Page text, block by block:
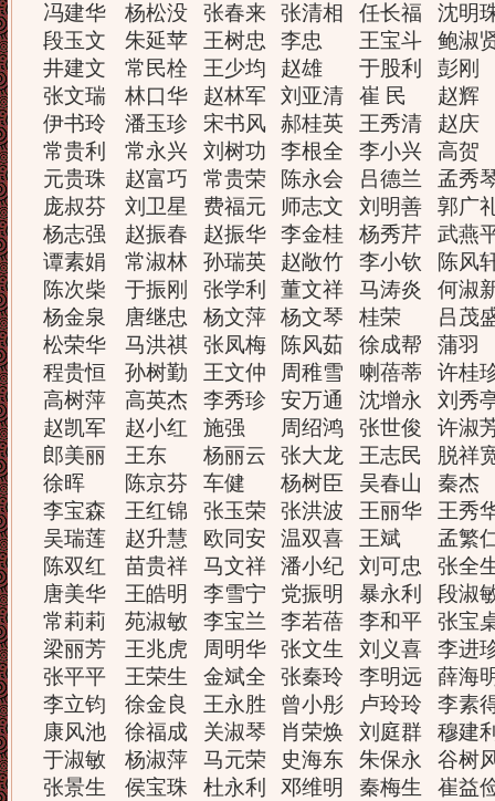
冯建华
段玉文
井建文
张文瑞
伊书玲
常贵利
元贵珠
庞叔芬
杨志强
谭素娟
陈次柴
杨金泉
松荣华
程贵恒
高树萍
赵凯军
郎美丽
徐晖
李宝森
吴瑞莲
陈双红
唐美华
常莉莉
梁丽芳
张平平
李立钧
康风池
于淑敏
张景生
杨松没
朱延苹
常民栓
林口华
潘玉珍
常永兴
赵富巧
刘卫星
赵振春
常淑林
于振刚
唐继忠
马洪祺
孙树勤
高英杰
赵小红
王东
陈京芬
王红锦
赵升慧
苗贵祥
王皓明
苑淑敏
王兆虎
王荣生
徐金良
徐福成
杨淑萍
侯宝珠
张春来
王树忠
王少均
赵林军
宋书风
刘树功
常贵荣
费福元
赵振华
孙瑞英
张学利
杨文萍
张凤梅
王文仲
李秀珍
施强
杨丽云
车健
张玉荣
欧同安
马文祥
李雪宁
李宝兰
周明华
金斌全
王永胜
关淑琴
马元荣
杜永利
张清相
李忠
赵雄
刘亚清
郝桂英
李根全
陈永会
师志文
李金桂
赵敞竹
董文祥
杨文琴
陈风茹
周稚雪
安万通
周绍鸿
张大龙
杨树臣
张洪波
温双喜
潘小纪
党振明
李若蓓
张文生
张秦玲
曾小彤
肖荣焕
史海东
邓维明
任长福
王宝斗
于股利
崔 民
王秀清
李小兴
吕德兰
刘明善
杨秀芹
李小钦
马涛炎
桂荣
徐成帮
喇蓓蒂
沈增永
张世俊
王志民
吴春山
王丽华
王斌
刘可忠
暴永利
李和平
刘义喜
李明远
卢玲玲
刘庭群
朱保永
秦梅生
沈明
鲍淑
彭刚
赵辉
赵庆
高贺
孟秀
郭广
武燕
陈风
何淑
吕茂
蒲羽
许桂
刘秀
许淑
脱祥
秦杰
王秀
孟繁
张全
段淑
张宝
李进
薛海
李素
穆建
谷树
崔益